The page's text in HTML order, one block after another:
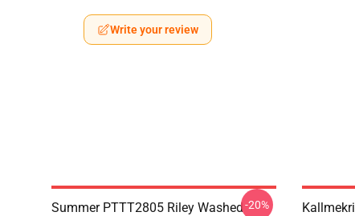
Write your review
Summer PTTT2805 Riley Washed-20%